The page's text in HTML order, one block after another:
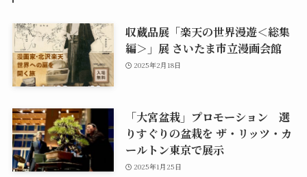
収蔵品展「楽天の世界漫遊＜総集
編＞」展 さいたま市立漫画会館
2025年2月18日
「大宮盆栽」プロモーション 選
りすぐりの盆栽を ザ・リッツ・カ
ールトン東京で展示
2025年1月25日